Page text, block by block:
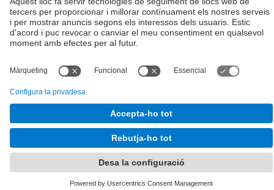
© UPCEscola Tècnica Superior d'Enginyers de Camins,
Desenvolupat amb
Mapa del lloc
Accessibilitat
Configuració de privadesa